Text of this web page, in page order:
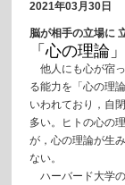
2021年03月30日
脳が相手の立場に
「心の理論
他人にも心が宿
る能力を「心の理
いわれており，自
多い。ヒトの心の
が，心の理論が生
ない。
ハーバード大学